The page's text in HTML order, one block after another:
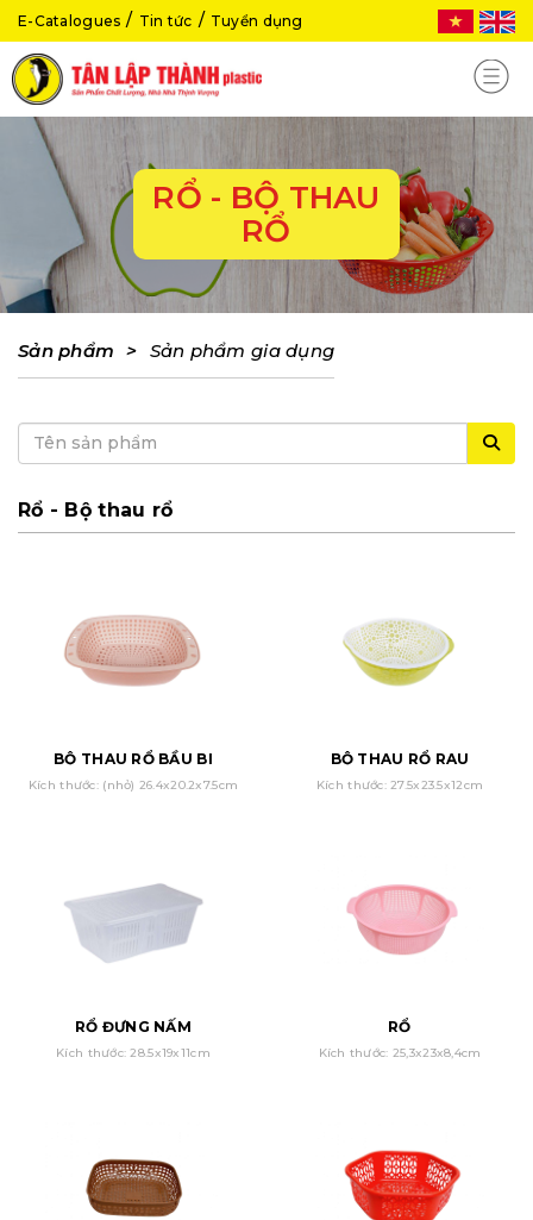
E-Catalogues Tin tức Tuyển dụng
RỔ - BỘ THAU
RỔ
Sản phẩm > Sản phẩm gia dụng
Rổ - Bộ thau rổ
BỘ THAU RỔ BẦU BI
Kích thước: (nhỏ) 26.4x20.2x7.5cm
BỘ THAU RỔ RAU
Kích thước: 27.5x23.5x12cm
RỔ ĐỰNG NẤM
Kích thước: 28.5x19x11cm
RỔ
Kích thước: 25,3x23x8,4cm